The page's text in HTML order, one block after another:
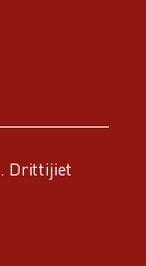
Drittijiet